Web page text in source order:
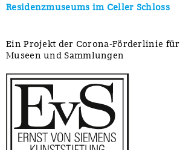
Residenzmuseums im Celler Schloss
Ein Projekt der Corona-Förderlinie
Museen und Sammlungen